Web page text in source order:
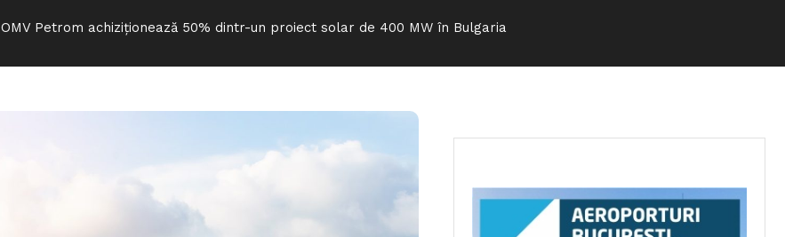
OMV Petrom achiziționează 50% dintr-un proiect solar de 400 MW în Bulgaria